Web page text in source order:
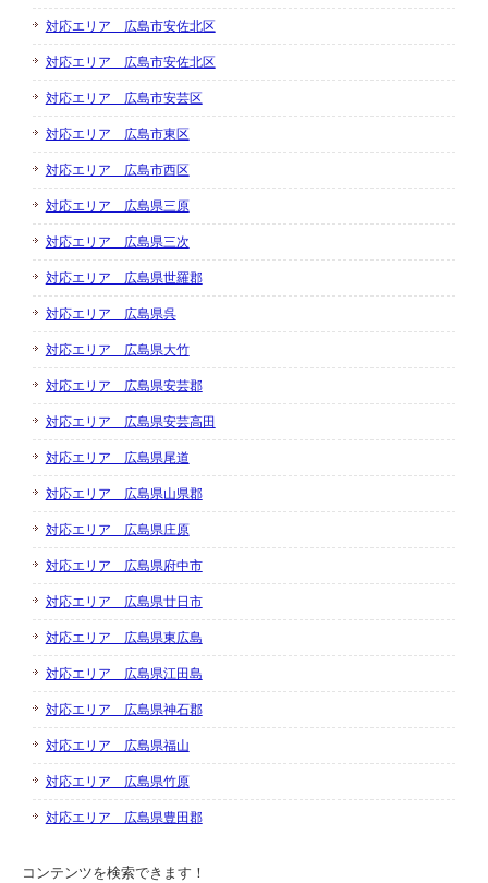
対応エリア 広島市安佐北区
対応エリア 広島市安佐北区
対応エリア 広島市安芸区
対応エリア 広島市東区
対応エリア 広島市西区
対応エリア 広島県三原
対応エリア 広島県三次
対応エリア 広島県世羅郡
対応エリア 広島県呉
対応エリア 広島県大竹
対応エリア 広島県安芸郡
対応エリア 広島県安芸高田
対応エリア 広島県尾道
対応エリア 広島県山県郡
対応エリア 広島県庄原
対応エリア 広島県府中市
対応エリア 広島県廿日市
対応エリア 広島県東広島
対応エリア 広島県江田島
対応エリア 広島県神石郡
対応エリア 広島県福山
対応エリア 広島県竹原
対応エリア 広島県豊田郡
コンテンツを検索できます！